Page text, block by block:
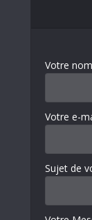
Votre
Votre e-
Sujet de